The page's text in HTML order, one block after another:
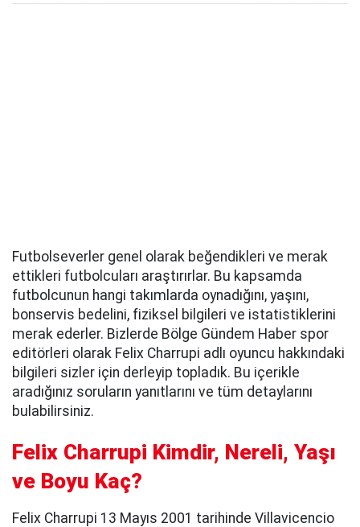
Futbolseverler genel olarak beğendikleri ve merak
ettikleri futbolcuları araştırırlar. Bu kapsamda
futbolcunun hangi takımlarda oynadığını, yaşını,
bonservis bedelini, fiziksel bilgileri ve istatistiklerini
merak ederler. Bizlerde Bölge Gündem Haber spor
editörleri olarak Felix Charrupi adlı oyuncu hakkındaki
bilgileri sizler için derleyip topladık. Bu içerikle
aradığınız soruların yanıtlarını ve tüm detaylarını
bulabilirsiniz.
Felix Charrupi Kimdir, Nereli, Yaşı
ve Boyu Kaç?
Felix Charrupi 13 Mayıs 2001 tarihinde Villavicencio